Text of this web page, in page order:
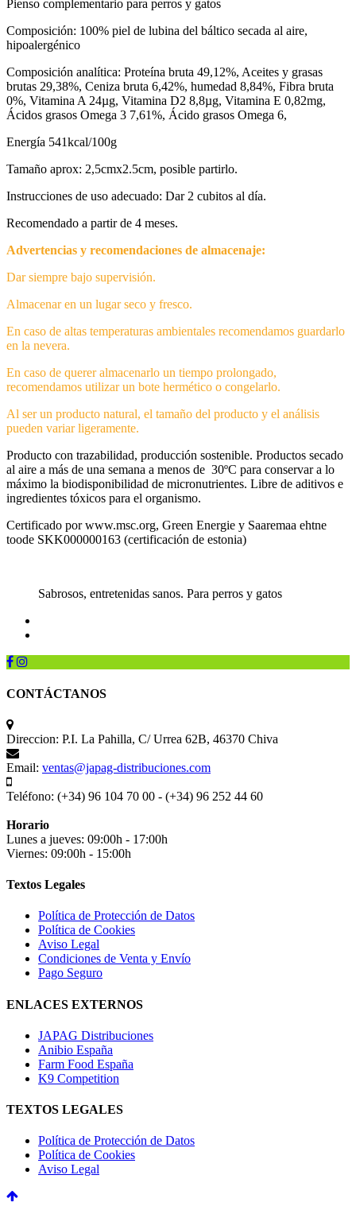
Pienso complementario para perros y gatos
Composición: 100% piel de lubina del báltico secada al aire,
hipoalergénico
Composición analítica: Proteína bruta 49,12%, Aceites y grasas
brutas 29,38%, Ceniza bruta 6,42%, humedad 8,84%, Fibra bruta
0%, Vitamina A 24µg, Vitamina D2 8,8µg, Vitamina E 0,82mg,
Ácidos grasos Omega 3 7,61%, Ácido grasos Omega 6,
Energía 541kcal/100g
Tamaño aprox: 2,5cmx2.5cm, posible partirlo.
Instrucciones de uso adecuado: Dar 2 cubitos al día.
Recomendado a partir de 4 meses.
Advertencias y recomendaciones de almacenaje:
Dar siempre bajo supervisión.
Almacenar en un lugar seco y fresco.
En caso de altas temperaturas ambientales recomendamos guardarlo
en la nevera.
En caso de querer almacenarlo un tiempo prolongado,
recomendamos utilizar un bote hermético o congelarlo.
Al ser un producto natural, el tamaño del producto y el análisis
pueden variar ligeramente.
Producto con trazabilidad, producción sostenible. Productos secado
al aire a más de una semana a menos de 30ºC para conservar a lo
máximo la biodisponibilidad de micronutrientes. Libre de aditivos e
ingredientes tóxicos para el organismo.
Certificado por www.msc.org, Green Energie y Saaremaa ehtne
toode SKK000000163 (certificación de estonia)
Sabrosos, entretenidas sanos. Para perros y gatos
CONTÁCTANOS
Direccion: P.I. La Pahilla, C/ Urrea 62B, 46370 Chiva
Email: ventas@japag-distribuciones.com
Teléfono: (+34) 96 104 70 00 - (+34) 96 252 44 60
Horario
Lunes a jueves: 09:00h - 17:00h
Viernes: 09:00h - 15:00h
Textos Legales
Política de Protección de Datos
Política de Cookies
Aviso Legal
Condiciones de Venta y Envío
Pago Seguro
ENLACES EXTERNOS
JAPAG Distribuciones
Anibio España
Farm Food España
K9 Competition
TEXTOS LEGALES
Política de Protección de Datos
Política de Cookies
Aviso Legal